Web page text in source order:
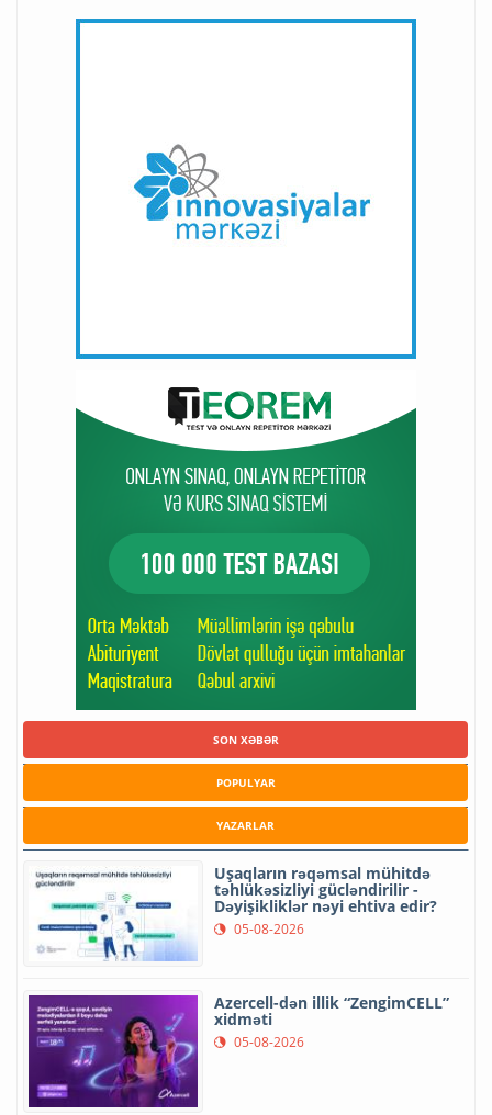
SON XƏBƏR
POPULYAR
YAZARLAR
Uşaqların rəqəmsal mühitdə
təhlükəsizliyi gücləndirilir -
Dəyişikliklər nəyi ehtiva edir?
05-08-2026
Azercell-dən illik “ZengimCELL”
xidməti
05-08-2026